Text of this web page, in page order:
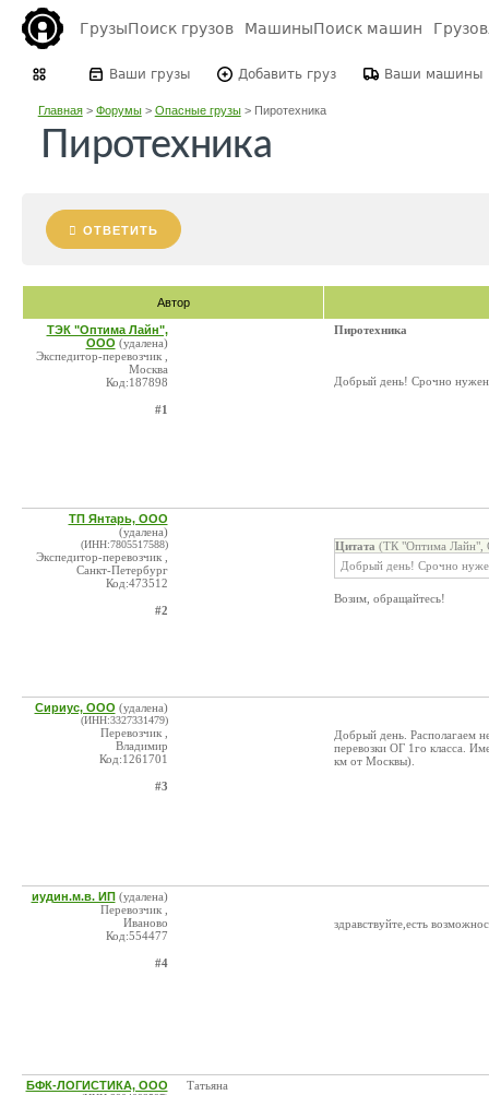
ГрузыПоиск грузов МашиныПоиск машин
Ваши грузы Добавить груз Ваши машины
Главная> Форумы> Опасные грузы> Пиротехника
Пиротехника
ОТВЕТИТЬ
Автор
ТЭК "Оптима Лайн",
ООО (удалена)
Экспедитор-перевозчик ,
Москва
Код:187898
#1
Пиротехника
Добрый день! Срочно нужен
ТП Янтарь, ООО
(удалена)
(ИНН:7805517588)
Экспедитор-перевозчик ,
Санкт-Петербург
Код:473512
#2
Цитата (ТК "Оптима Лайн",
Добрый день! Срочно
Возим, обращайтесь!
Сириус, ООО (удалена)
(ИНН:3327331479)
Перевозчик ,
Владимир
Код:1261701
#3
Добрый день. Располагаем
перевозки ОГ 1го класса.
км от Москвы).
иудин.м.в. ИП (удалена)
Перевозчик ,
Иваново
Код:554477
#4
здравствуйте,есть
БФК-ЛОГИСТИКА, ООО Татьяна